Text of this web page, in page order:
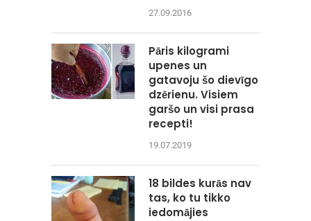
27.09.2016
Pāris kilogrami
upenes un
gatavoju šo dievīgo
dzērienu. Visiem
garšo un visi prasa
recepti!
19.07.2019
18 bildes kurās nav
tas, ko tu tikko
iedomājies